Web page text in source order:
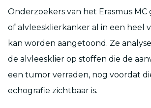
Onderzoekers van het Erasmus
of alvleesklierkanker al in een heel
kan worden aangetoond. Ze
de alvleesklier op stoffen die de
een tumor verraden, nog voordat
echografie zichtbaar is.